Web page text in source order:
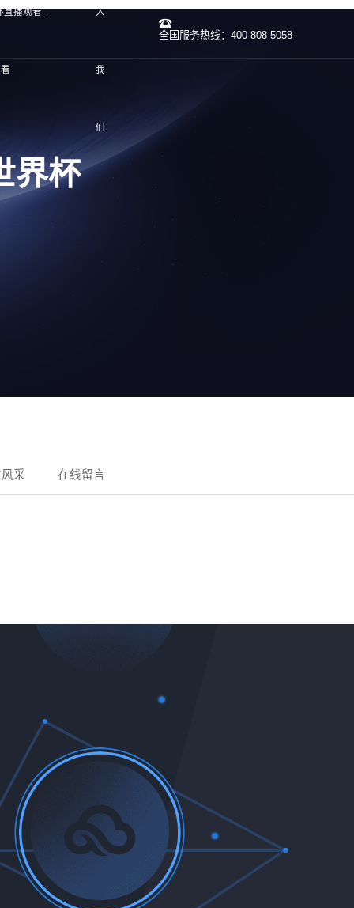
直播观看_ 入
我
们
全国服务热线：400-808-5058
界杯
采 在线留言